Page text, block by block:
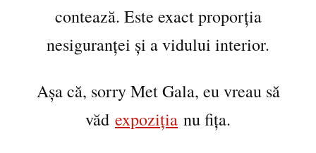
contează. Este exact proporția
nesiguranței și a vidului interior.
Așa că, sorry Met Gala, eu vreau să
văd expoziția nu fița.